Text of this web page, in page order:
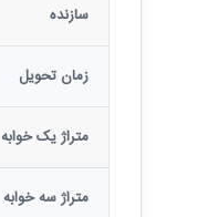
سازنده
زمان تحویل
متراژ یک خوابه
متراژ سه خوابه